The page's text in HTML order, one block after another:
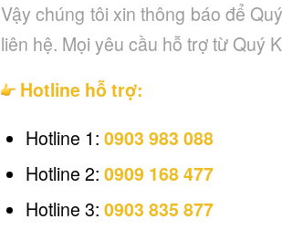
Vậy chúng tôi xin thông báo để
liên hệ. Mọi yêu cầu hỗ trợ từ Quý
Hotline hỗ trợ:
Hotline 1: 0903 983 088
Hotline 2: 0909 168 477
Hotline 3: 0903 835 877